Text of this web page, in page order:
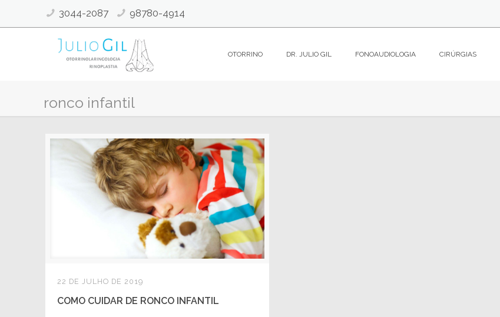
3044-2087 98780-4914
OTORRINO DR. JULIO GIL FONOAUDIOLOGIA CIRÚRGIAS
ronco infantil
22 DE JULHO DE 2019
COMO CUIDAR DE RONCO INFANTIL